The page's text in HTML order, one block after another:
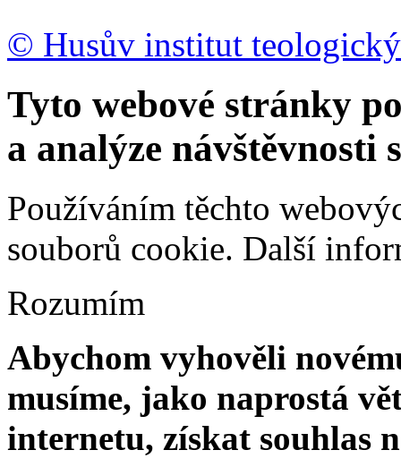
© Husův institut
Tyto webové stránky
a analýze návštěvnosti
Používáním těchto
souborů cookie. Další
Rozumím
Abychom vyhověli
musíme, jako naprostá
internetu, získat souhlas